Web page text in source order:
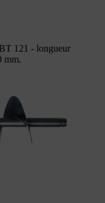
121 - longueur
mm.